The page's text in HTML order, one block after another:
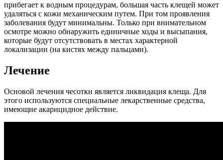
прибегает к водным процедурам, большая часть клещей может
удаляться с кожи механическим путем. При том проявления
заболевания будут минимальны. Только при внимательном
осмотре можно обнаружить единичные ходы и высыпания,
которые будут отсутствовать в местах характерной
локализации (на кистях между пальцами).
Лечение
Основой лечения чесотки является ликвидация клеща. Для
этого используются специальные лекарственные средства,
имеющие акарицидное действие.